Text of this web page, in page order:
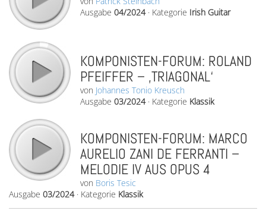
Ausgabe 04/2024· Kategorie Irish Guitar
KOMPONISTEN-FORUM: ROLAND
PFEIFFER – ‚TRIAGONAL‘
von Johannes Tonio Kreusch
Ausgabe 03/2024· Kategorie Klassik
KOMPONISTEN-FORUM: MARCO
AURELIO ZANI DE FERRANTI –
MELODIE IV AUS OPUS 4
von Boris Tesic
Ausgabe 03/2024· Kategorie Klassik